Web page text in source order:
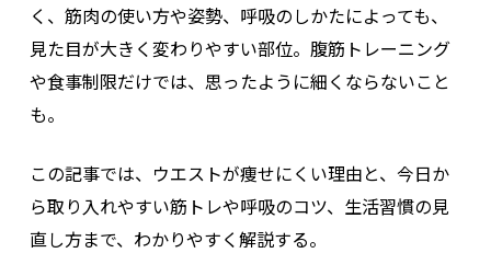
く、筋肉の使い方や姿勢、呼吸のしかたによっても、
見た目が大きく変わりやすい部位。腹筋トレーニング
や食事制限だけでは、思ったように細くならないこと
も。
この記事では、ウエストが痩せにくい理由と、今日か
ら取り入れやすい筋トレや呼吸のコツ、生活習慣の見
直し方まで、わかりやすく解説する。